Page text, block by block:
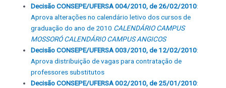
Decisão CONSEPE/UFERSA 004/2010, de 26/02/2010:
Aprova alterações no calendário letivo dos cursos de
graduação do ano de 2010 CALENDÁRIO CAMPUS
MOSSORÓ CALENDÁRIO CAMPUS ANGICOS
Decisão CONSEPE/UFERSA 003/2010, de 12/02/2010:
Aprova distribuição de vagas para contratação de
professores substitutos
Decisão CONSEPE/UFERSA 002/2010, de 25/01/2010: